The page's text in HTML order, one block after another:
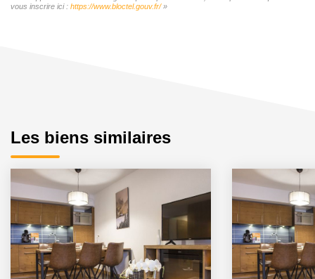
vous inscrire ici : https://www.bloctel.gouv.fr/»
Les biens similaires